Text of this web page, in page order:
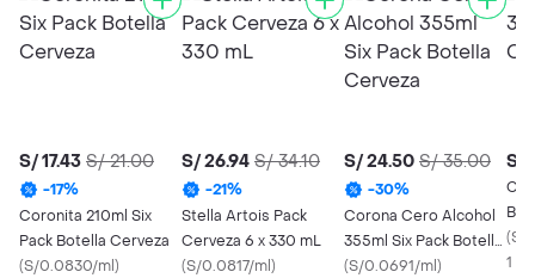
S/ 17.43 S/ 21.00
-17%
Coronita 210ml Six
Pack Botella Cerveza
(S/0.0830/ml)
S/ 26.94 S/ 34.10
-21%
Stella Artois Pack
Cerveza 6 x 330 mL
(S/0.0817/ml)
S/ 24.50 S/ 35.00
-30%
Corona Cero Alcohol
355ml Six Pack Botella
Cerveza
(S/0.0691/ml)
S/
(S/
1 x